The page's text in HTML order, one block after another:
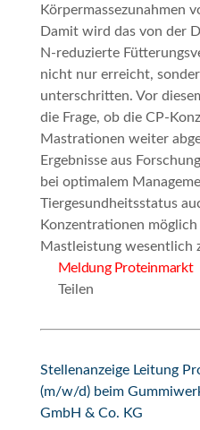
Körpermassezunahmen
Damit wird das von der
N-reduzierte
nicht nur erreicht,
unterschritten. Vor
die Frage, ob die CP-
Mastrationen weiter
Ergebnisse aus
bei optimalem
Tiergesundheitsstatus
Konzentrationen
Mastleistung wesentlich
Meldung Proteinmarkt
Teilen
Stellenanzeige Leitung
(m/w/d) beim
GmbH & Co. KG